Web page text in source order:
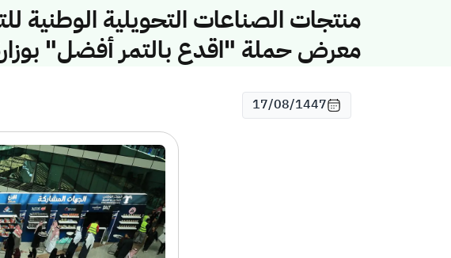
منتجات الصناعات التحويلية الوطنية
معرض حملة "اقدع بالتمر أفضل"
17/08/1447